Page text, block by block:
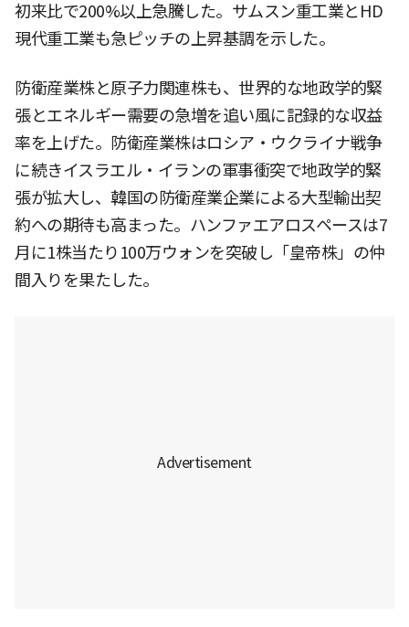
初来比で200%以上急騰した。サムスン重工業とHD
現代重工業も急ピッチの上昇基調を示した。
防衛産業株と原子力関連株も、世界的な地政学的緊
張とエネルギー需要の急増を追い風に記録的な収益
率を上げた。防衛産業株はロシア・ウクライナ戦争
に続きイスラエル・イランの軍事衝突で地政学的緊
張が拡大し、韓国の防衛産業企業による大型輸出契
約への期待も高まった。ハンファエアロスペースは7
月に1株当たり100万ウォンを突破し「皇帝株」の仲
間入りを果たした。